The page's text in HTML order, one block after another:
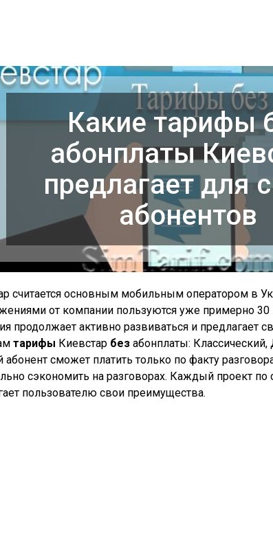
Какие тарифы
абонплаты
предлагает для
абонентов
считается основным мобильным оператором в
от компании пользуются уже примерно 30
продолжает активно развиваться и предлагает
тарифы Киевстар без абонплаты:
сможет платить только по факту
сэкономить на разговорах. Каждый проект по
пользователю свои преимущества.